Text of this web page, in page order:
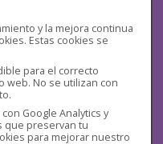
y la mejora continua
Estas cookies se
para el correcto
web. No se utilizan con
Google Analytics y
que preservan tu
para mejorar nuestro